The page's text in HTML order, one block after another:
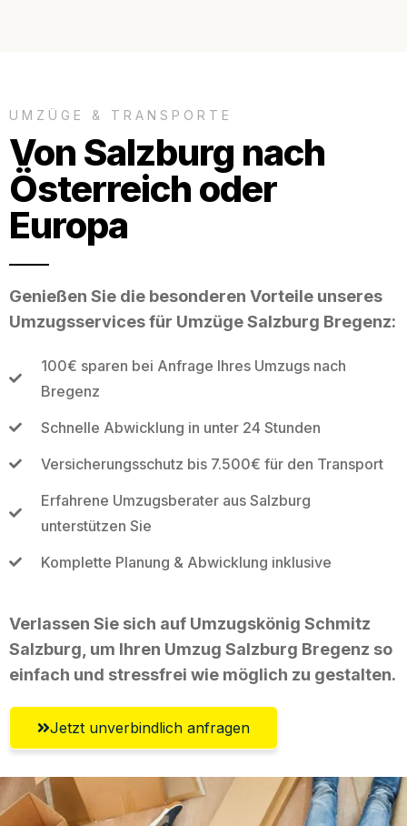
UMZÜGE & TRANSPORTE
Von Salzburg nach
Österreich oder
Europa
Genießen Sie die besonderen Vorteile unseres
Umzugsservices für Umzüge Salzburg Bregenz:
100€ sparen bei Anfrage Ihres Umzugs nach
Bregenz
Schnelle Abwicklung in unter 24 Stunden
Versicherungsschutz bis 7.500€ für den Transport
Erfahrene Umzugsberater aus Salzburg
unterstützen Sie
Komplette Planung & Abwicklung inklusive
Verlassen Sie sich auf Umzugskönig Schmitz
Salzburg, um Ihren Umzug Salzburg Bregenz so
einfach und stressfrei wie möglich zu gestalten.
Jetzt unverbindlich anfragen